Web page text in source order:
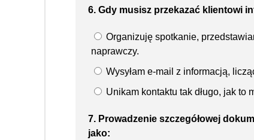
6. Gdy musisz przekazać klientowi
Organizuję spotkanie,
naprawczy.
Wysyłam e-mail z informacją,
Unikam kontaktu tak długo, jak to
7. Prowadzenie szczegółowej
jako: